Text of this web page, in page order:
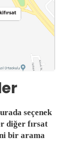
seçenek
diğer fırsat
bir arama